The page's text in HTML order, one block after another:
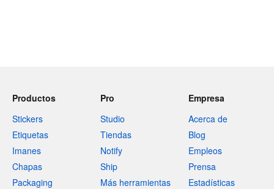
Productos
Stickers
Etiquetas
Imanes
Chapas
Packaging
Pro
Studio
Tiendas
Notify
Ship
Más herramientas
Empresa
Acerca de
Blog
Empleos
Prensa
Estadísticas